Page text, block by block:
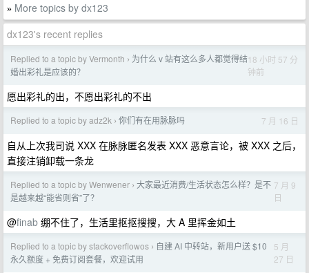
» More topics by dx123
dx123's recent replies
Replied to a topic by Vermonth › 为什么 v 站有这么多人都觉得结
婚出彩礼是应该的？
18 小时 57 分
钟前
愿出彩礼的出，不愿出彩礼的不出
Replied to a topic by adz2k › 你们有在用脉脉吗 7 月 16 日
自从上次我司说 XXX 在脉脉匿名发表 XXX 恶意言论，被 XXX 之后，
直接注销卸载一条龙
Replied to a topic by Wenwener › 大家最近消费/生活状态怎么样？是不
是越来越“能省则省”了？
7 月 9
日
@finab 绷不住了，生活里抠抠搜搜，大 A 里挥金如土
Replied to a topic by stackoverflowos › 自建 AI 中转站，新用户送 $10
永久额度 + 免费订阅套餐，欢迎试用
5 月
27 日